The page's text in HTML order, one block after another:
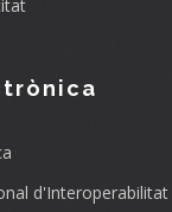
d'Interoperabilitat